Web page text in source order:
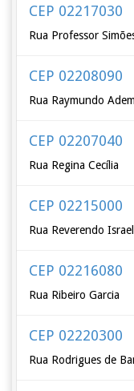
CEP 02217030
Rua Professor
CEP 02208090
Rua Raymundo
CEP 02207040
Rua Regina Cecília
CEP 02215000
Rua Reverendo
CEP 02216080
Rua Ribeiro Garcia
CEP 02220300
Rua Rodrigues de